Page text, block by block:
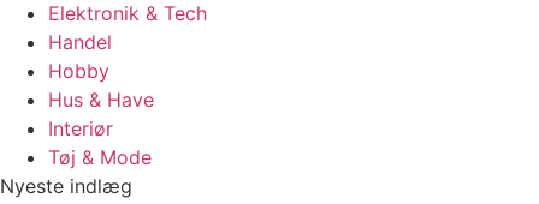
Elektronik & Tech
Handel
Hobby
Hus & Have
Interiør
Tøj & Mode
Nyeste indlæg